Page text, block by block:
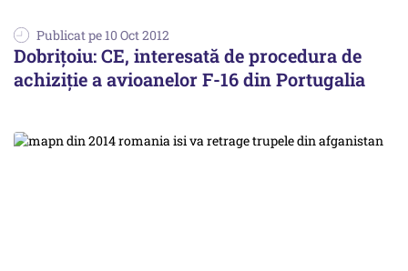
Publicat pe 10 Oct 2012
Dobrițoiu: CE, interesată de procedura de
achiziție a avioanelor F-16 din Portugalia